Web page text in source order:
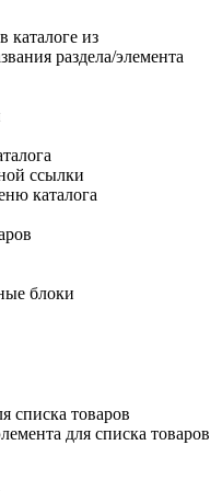
каталоге из
раздела/элемента
ссылки
каталога
блоки
списка товаров
для списка товаров